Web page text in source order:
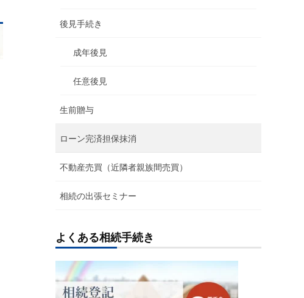
後見手続き
成年後見
任意後見
生前贈与
ローン完済担保抹消
不動産売買（近隣者親族間売買）
相続の出張セミナー
よくある相続手続き